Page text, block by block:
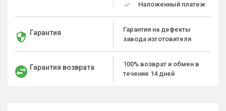
Наложенный платеж
Гарантия
Гарантия на дефекты
завода изготовителя
Гарантия возврата
100% возврат и обмен в
течение 14 дней